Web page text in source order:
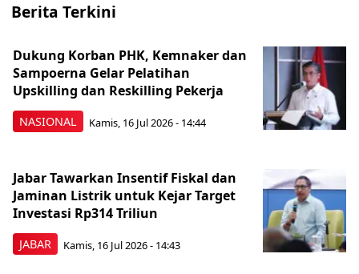
Berita Terkini
NASIONAL
Dukung Korban PHK, Kemnaker dan
Sampoerna Gelar Pelatihan
Upskilling dan Reskilling Pekerja
Kamis, 16 Jul 2026 - 14:44
JABAR
Jabar Tawarkan Insentif Fiskal dan
Jaminan Listrik untuk Kejar Target
Investasi Rp314 Triliun
Kamis, 16 Jul 2026 - 14:43